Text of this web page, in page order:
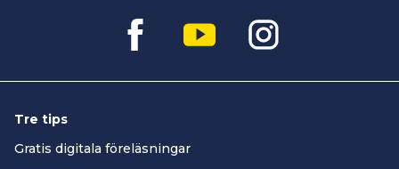
Tre tips
Gratis digitala föreläsningar